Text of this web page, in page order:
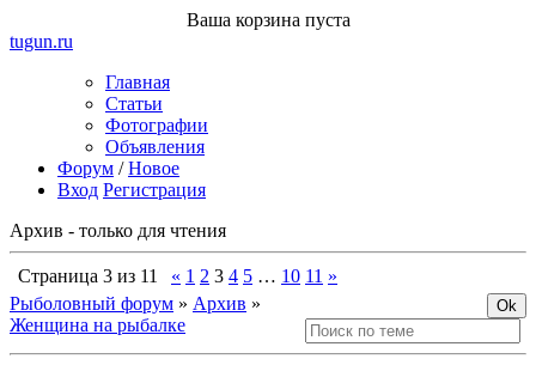
Ваша корзина пуста
tugun.ru
Главная
Статьи
Фотографии
Объявления
Форум /Новое
Вход Регистрация
Архив - только для чтения
Страница 3 из 11 « 1 2 3 4 5 … 10 11 »
Рыболовный форум » Архив »
Женщина на рыбалке